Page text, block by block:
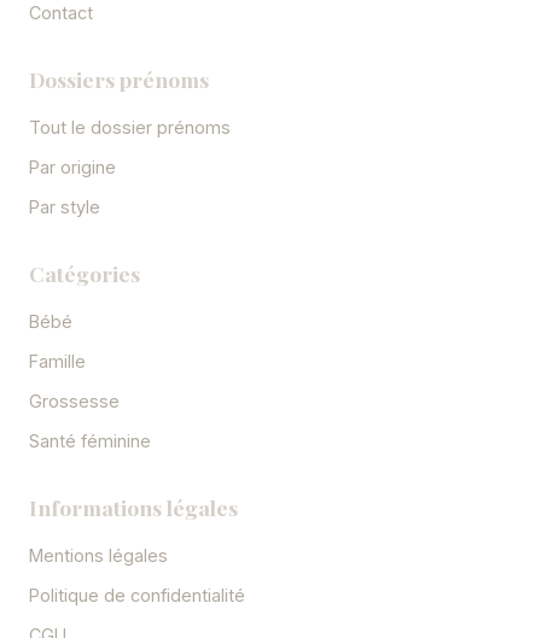
Contact
Dossiers prénoms
Tout le dossier prénoms
Par origine
Par style
Catégories
Bébé
Famille
Grossesse
Santé féminine
Informations légales
Mentions légales
Politique de confidentialité